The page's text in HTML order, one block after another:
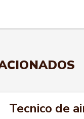
Tecnico de